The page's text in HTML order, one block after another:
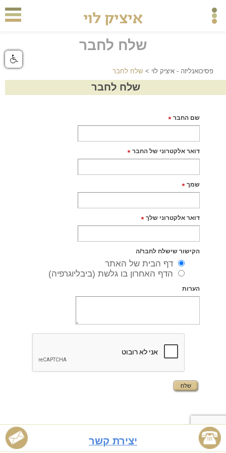
שלח לחבר
פסיכואנליזה - איציק לוי > שלח לחבר
שלח לחבר
שם החבר
דואר אלקטרוני של החבר
שמך
דואר אלקטרוני שלך
הקישור שישלח לחבר/ה
דף הבית של האתר
הדף האחרון בו גלשת (ביבליוגרפיה)
הערות
יצירת קשר כל הזכויות שמורות © לאיציק לוי